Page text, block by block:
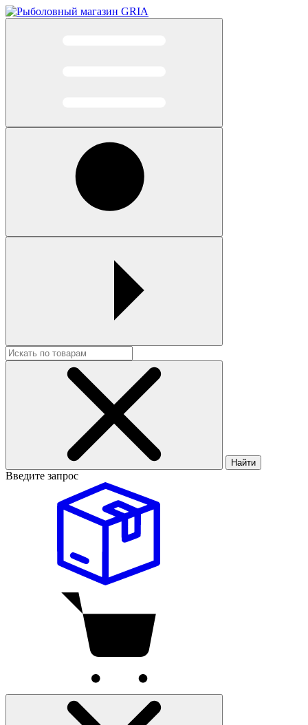
Найти
Введите запрос